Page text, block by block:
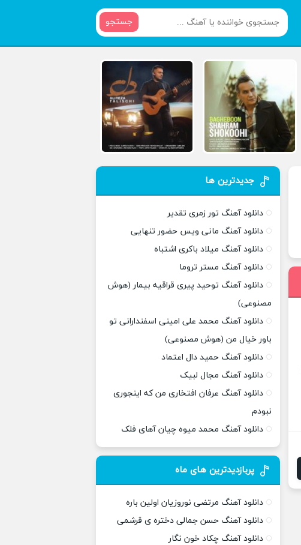
جستجو
جدیدترین ها
دانلود آهنگ تور زمری تقدیر
دانلود آهنگ مانی ویس حضور تنهایی
دانلود آهنگ میلاد باکری اشتباه
دانلود آهنگ مستر تروما
دانلود آهنگ توحید پیری قراقیه بیمار (هوش
مصنوعی)
دانلود آهنگ محمد علی امینی اسفندارانی تو
باور خیال من (هوش مصنوعی)
دانلود آهنگ حمید دال اعتماد
دانلود آهنگ مجال لبیک
دانلود آهنگ عرفان افتخاری من که اینجوری
نبودم
دانلود آهنگ محمد میوه چیان آهای فلک
پربازدیدترین های ماه
دانلود آهنگ مرتضی نوروزیان اولین باره
دانلود آهنگ حسن جمالی دختره ی قرشمی
دانلود آهنگ چکاد خون نگار